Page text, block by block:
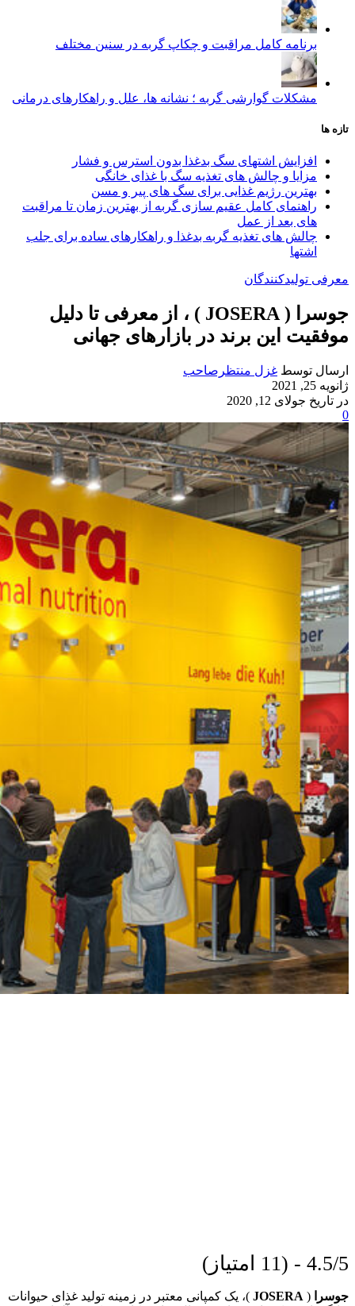
برنامه کامل مراقبت و چکاپ گربه در سنین مختلف
مشکلات گوارشی گربه ؛ نشانه‌ ها، علل و راهکارهای درمانی
تازه ها
افزایش اشتهای سگ بدغذا بدون استرس و فشار
مزایا و چالش‌ های تغذیه سگ با غذای خانگی
بهترین رژیم غذایی برای سگ‌ های پیر و مسن
راهنمای کامل عقیم سازی گربه از بهترین زمان تا مراقبت‌
های بعد از عمل
چالش‌ های تغذیه گربه بدغذا و راهکارهای ساده برای جلب
اشتها
معرفی تولیدکنندگان
جوسرا ( JOSERA ) ، از معرفی تا دلیل
موفقیت این برند در بازارهای جهانی
ارسال توسط غزل منتظرصاحب
ژانویه 25, 2021
در تاریخ جولای 12, 2020
0
4.5/5 - (11 امتیاز)
جوسرا (
JOSERA )، یک کمپانی معتبر در زمینه تولید غذای حیوانات